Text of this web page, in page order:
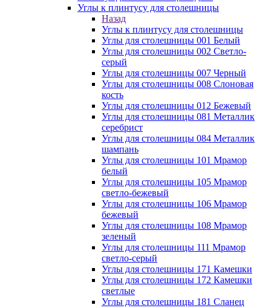
Углы к плинтусу для столешницы
Назад
Углы к плинтусу для столешницы
Углы для столешницы 001 Белый
Углы для столешницы 002 Светло-
серый
Углы для столешницы 007 Черный
Углы для столешницы 008 Слоновая
кость
Углы для столешницы 012 Бежевый
Углы для столешницы 081 Металлик
серебрист
Углы для столешницы 084 Металлик
шампань
Углы для столешницы 101 Мрамор
белый
Углы для столешницы 105 Мрамор
светло-бежевый
Углы для столешницы 106 Мрамор
бежевый
Углы для столешницы 108 Мрамор
зеленый
Углы для столешницы 111 Мрамор
светло-серый
Углы для столешницы 171 Камешки
Углы для столешницы 172 Камешки
светлые
Углы для столешницы 181 Сланец